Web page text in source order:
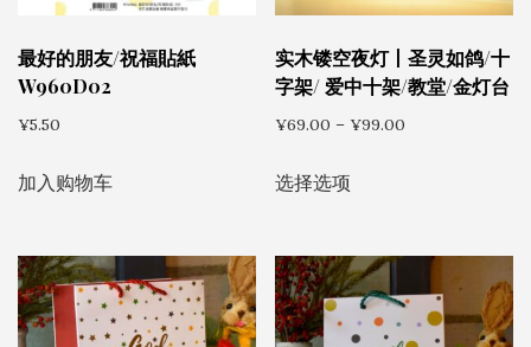
最好的朋友/祝福貼紙
W960D02
¥5.50
加入购物车
实木镂空夜灯丨圣灵如鸽/十
字架/ 爱中十架/教堂/金灯台
¥69.00 – ¥99.00
¥99.00
选择选项
产
有
多
种